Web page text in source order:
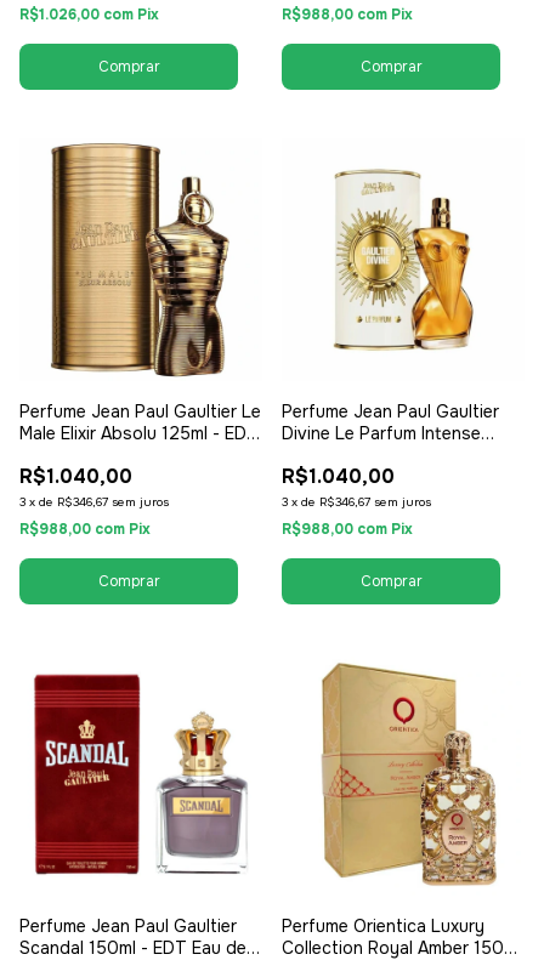
R$1.026,00 com Pix R$988,00 com Pix
Perfume Jean Paul Gaultier Le
Male Elixir Absolu 125ml - EDP
R$1.040,00
3 x de R$346,67 sem juros
R$988,00 com Pix
Perfume Jean Paul Gaultier
Divine Le Parfum Intense
Feminino
R$1.040,00
3 x de R$346,67 sem juros
R$988,00 com Pix
Perfume Jean Paul Gaultier
Scandal 150ml - EDT Eau de
Perfume Orientica Luxury
Collection Royal Amber 150ml